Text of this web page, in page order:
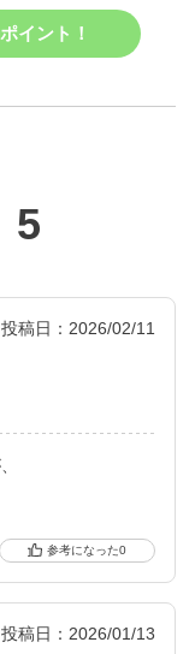
イント！
5
投稿日：2026/02/11
0
投稿日：2026/01/13